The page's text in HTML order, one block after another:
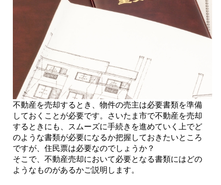
不動産を売却するとき、物件の売主は必要書類を準備
しておくことが必要です。さいたま市で不動産を売却
するときにも、スムーズに手続きを進めていく上でど
のような書類が必要になるか把握しておきたいところ
ですが、住民票は必要なのでしょうか？
そこで、不動産売却において必要となる書類にはどの
ようなものがあるかご説明します。